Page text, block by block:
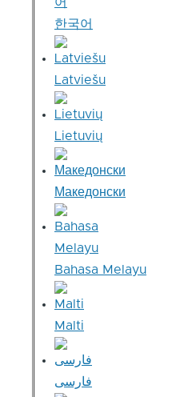
한국어
Latviešu
Lietuvių
Македонски
Bahasa Melayu
Malti
فارسی